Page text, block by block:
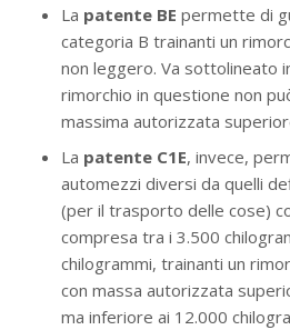
La patente BE permette di
categoria B trainanti un
non leggero. Va sottolineato
rimorchio in questione non
massima autorizzata
La patente C1E, invece,
automezzi diversi da quelli
(per il trasporto delle cose)
compresa tra i 3.500
chilogrammi, trainanti un
con massa autorizzata
ma inferiore ai 12.000